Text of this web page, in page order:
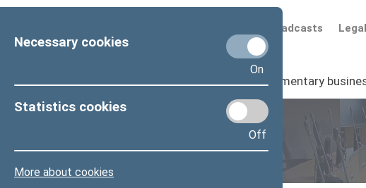
Necessary cookies
On
Statistics cookies
Off
More about cookies
Scheduled broadcasts
Seimas I Parliamentary